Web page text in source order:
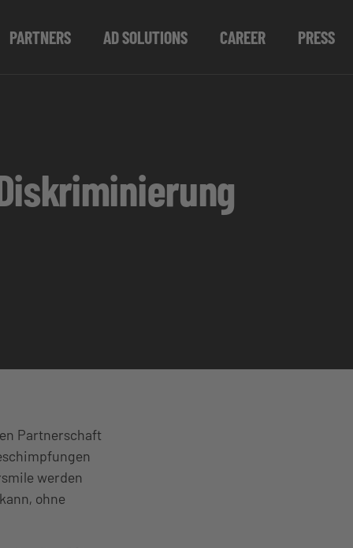
PARTNERS AD SOLUTIONS CAREER PRESS
Partnerschaft
werden
ohne